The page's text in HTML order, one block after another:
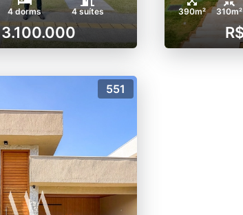
4 dorms 4 suítes
3.100.000
390m² 310m²
551